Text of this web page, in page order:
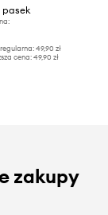
pasek
49,90 zł
cena: 49,90 zł
zakupy